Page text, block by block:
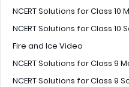
NCERT Solutions for Class 10
NCERT Solutions for Class 10
Fire and Ice Video
NCERT Solutions for Class 9
NCERT Solutions for Class 9